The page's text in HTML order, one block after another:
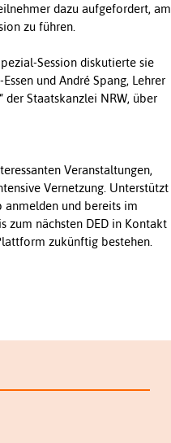
dazu aufgefordert, am
zu führen.
Session diskutierte sie
und André Spang, Lehrer
Staatskanzlei NRW, über
Veranstaltungen,
Vernetzung. Unterstützt
anmelden und bereits im
zum nächsten DED in Kontakt
zukünftig bestehen.